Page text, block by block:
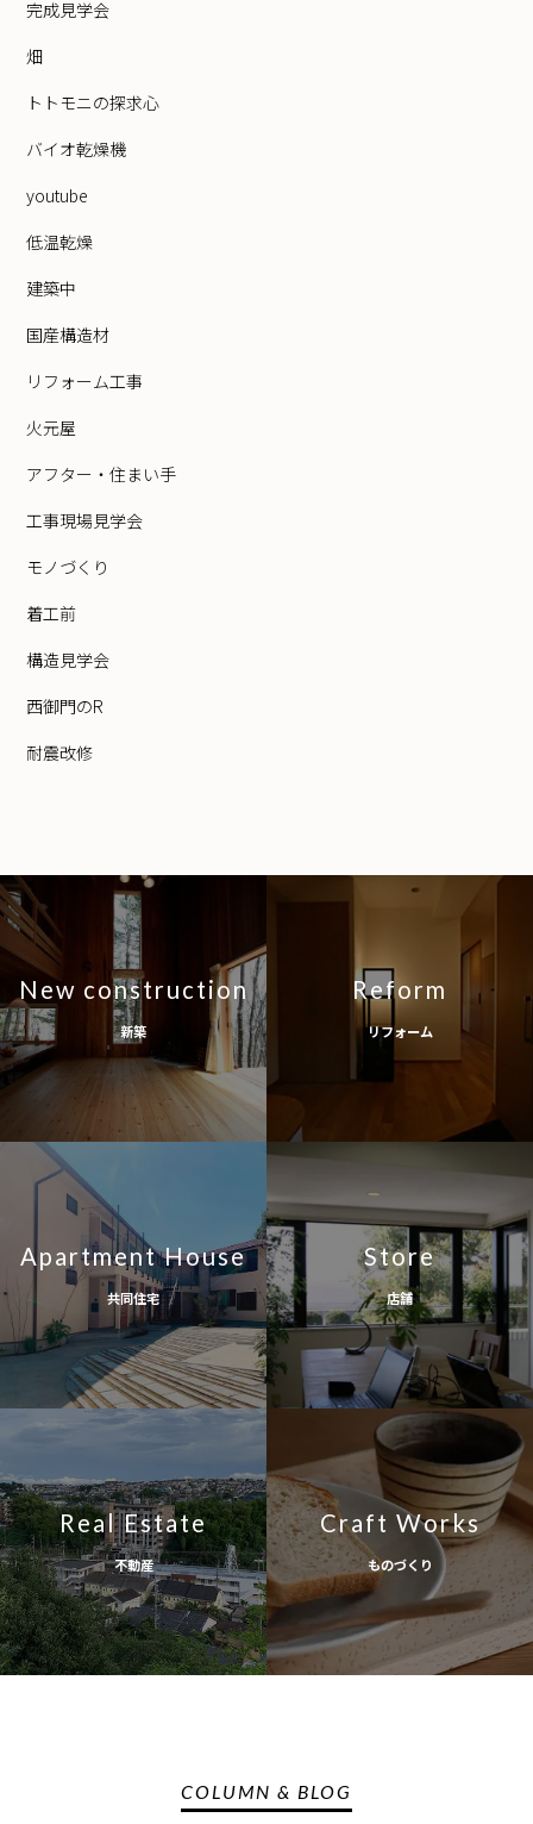
完成見学会
畑
トトモニの探求心
バイオ乾燥機
youtube
低温乾燥
建築中
国産構造材
リフォーム工事
火元屋
アフター・住まい手
工事現場見学会
モノづくり
着工前
構造見学会
西御門のR
耐震改修
New construction
新築
Reform
リフォーム
Apartment House
共同住宅
Store
店舗
Real Estate
不動産
Craft Works
ものづくり
COLUMN & BLOG